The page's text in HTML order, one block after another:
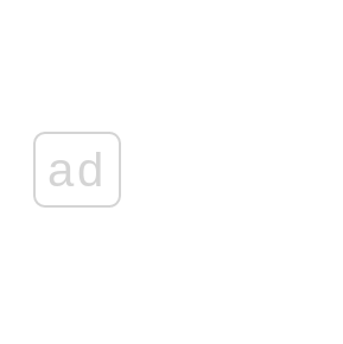
ad